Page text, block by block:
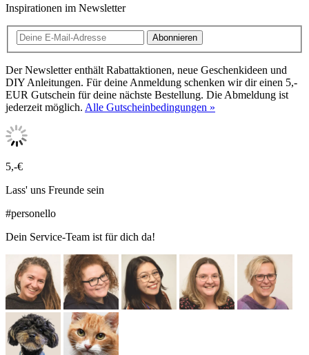
Inspirationen im Newsletter
Abonnieren
Der Newsletter enthält Rabattaktionen, neue Geschenkideen und
DIY Anleitungen. Für deine Anmeldung schenken wir dir einen 5,-
EUR Gutschein für deine nächste Bestellung. Die Abmeldung ist
jederzeit möglich. Alle Gutscheinbedingungen »
5,-€
Lass' uns Freunde sein
#personello
Dein Service-Team ist für dich da!